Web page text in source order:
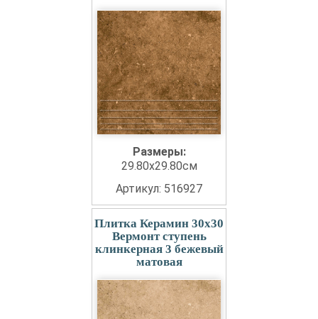
Размеры:
29.80x29.80см
Артикул: 516927
Плитка Керамин 30x30
Вермонт ступень
клинкерная 3 бежевый
матовая